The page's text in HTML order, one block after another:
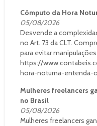
Cômputo da Hora
05/08/2026
Desvende a
no Art. 73 da CLT.
para evitar
https://
hora-noturna-entenda-
Mulheres freelancers
no Brasil
05/08/2026
Mulheres freelancers